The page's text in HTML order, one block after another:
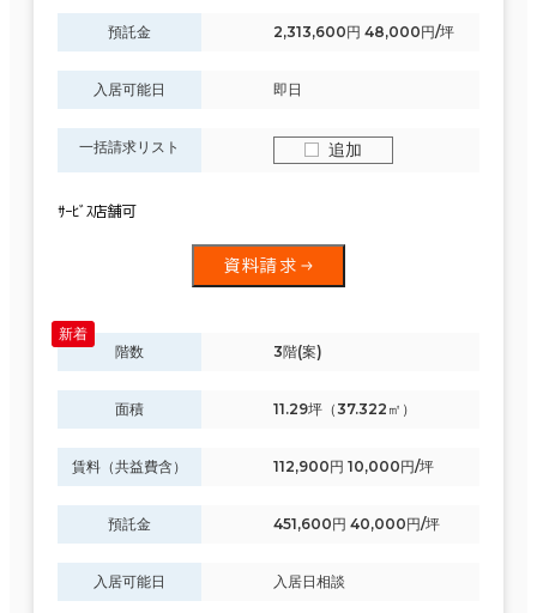
預託金 2,313,600円 48,000円/坪
入居可能日 即日
一括請求リスト 追加
ｻｰﾋﾞｽ店舗可
資料請求
階数 3階(案)
面積 11.29坪（37.322㎡）
賃料（共益費含） 112,900円 10,000円/坪
預託金 451,600円 40,000円/坪
入居可能日 入居日相談